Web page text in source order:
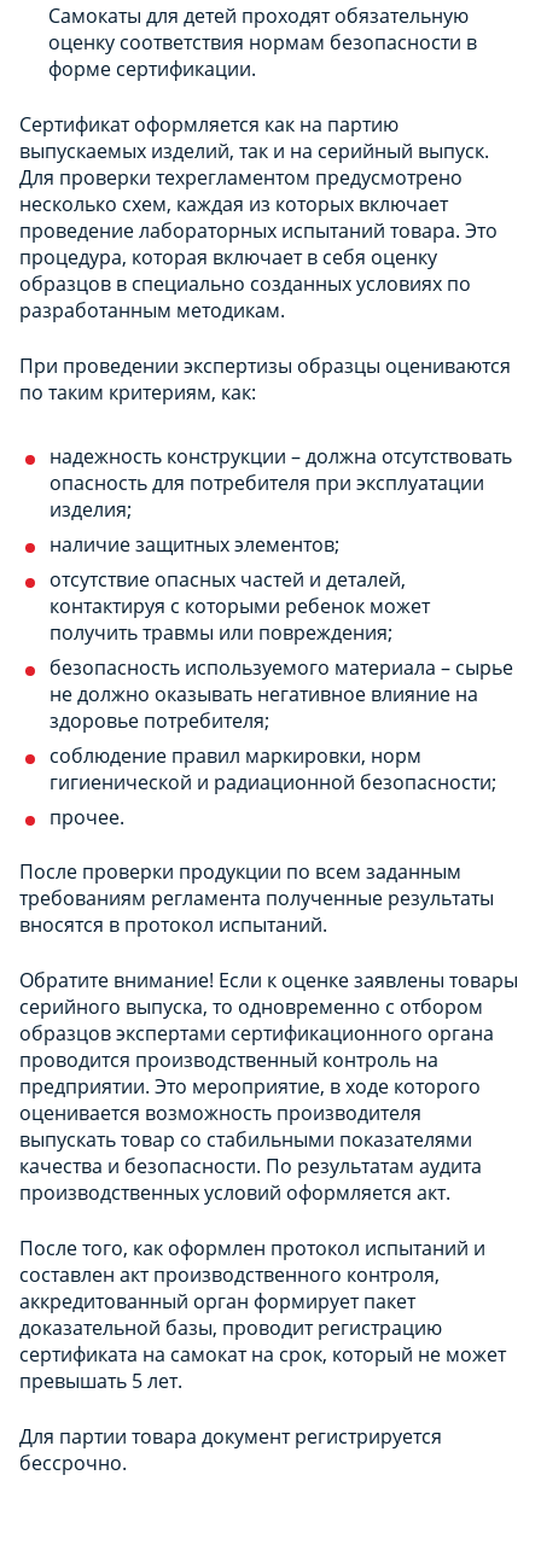
Самокаты для детей проходят обязательную
оценку соответствия нормам безопасности в
форме сертификации.
Сертификат оформляется как на партию
выпускаемых изделий, так и на серийный выпуск.
Для проверки техрегламентом предусмотрено
несколько схем, каждая из которых включает
проведение лабораторных испытаний товара. Это
процедура, которая включает в себя оценку
образцов в специально созданных условиях по
разработанным методикам.
При проведении экспертизы образцы оцениваются
по таким критериям, как:
надежность конструкции – должна отсутствовать
опасность для потребителя при эксплуатации
изделия;
наличие защитных элементов;
отсутствие опасных частей и деталей,
контактируя с которыми ребенок может
получить травмы или повреждения;
безопасность используемого материала – сырье
не должно оказывать негативное влияние на
здоровье потребителя;
соблюдение правил маркировки, норм
гигиенической и радиационной безопасности;
прочее.
После проверки продукции по всем заданным
требованиям регламента полученные результаты
вносятся в протокол испытаний.
Обратите внимание! Если к оценке заявлены товары
серийного выпуска, то одновременно с отбором
образцов экспертами сертификационного органа
проводится производственный контроль на
предприятии. Это мероприятие, в ходе которого
оценивается возможность производителя
выпускать товар со стабильными показателями
качества и безопасности. По результатам аудита
производственных условий оформляется акт.
После того, как оформлен протокол испытаний и
составлен акт производственного контроля,
аккредитованный орган формирует пакет
доказательной базы, проводит регистрацию
сертификата на самокат на срок, который не может
превышать 5 лет.
Для партии товара документ регистрируется
бессрочно.